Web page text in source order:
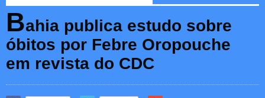
Bahia publica estudo sobre
óbitos por Febre Oropouche
em revista do CDC